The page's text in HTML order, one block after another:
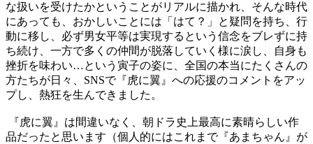
な扱いを受けたかということがリアルに描かれ、そんな時代
にあっても、おかしいことには「はて？」と疑問を持ち、行
動に移し、必ず男女平等は実現するという信念をブレずに持
ち続け、一方で多くの仲間が脱落していく様に涙し、自身も
挫折を味わい…という寅子の姿に、全国の本当にたくさんの
方たちが日々、SNSで『虎に翼』への応援のコメントをアッ
プし、熱狂を生んできました。
『虎に翼』は間違いなく、朝ドラ史上最高に素晴らしい作
品だったと思います（個人的にはこれまで『あまちゃん』が